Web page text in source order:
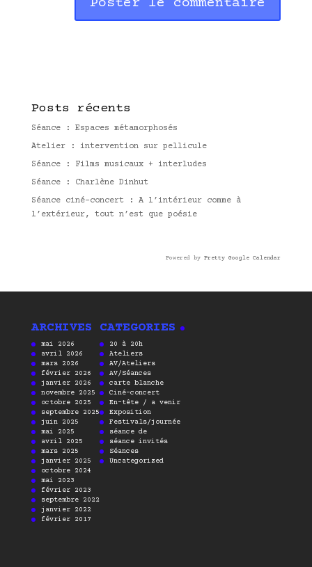
a
t
e
:
Posts récents
Séance : Espaces métamorphosés
Atelier : intervention sur pellicule
Séance : Films musicaux + interludes
Séance : Charlène Dinhut
Séance ciné-concert : A l’intérieur comme à
l’extérieur, tout n’est que poésie
Powered byPretty Google Calendar
ARCHIVES
mai 2026
avril 2026
mars 2026
février 2026
janvier 2026
novembre 2025
octobre 2025
septembre 2025
juin 2025
mai 2025
avril 2025
mars 2025
janvier 2025
octobre 2024
mai 2023
février 2023
septembre 2022
janvier 2022
février 2017
CATEGORIES
20 à 20h
Ateliers
AV/Ateliers
AV/Séances
carte blanche
Ciné-concert
En-tête / a venir
Exposition
Festivals/journée
séance de
séance invités
Séances
Uncategorized